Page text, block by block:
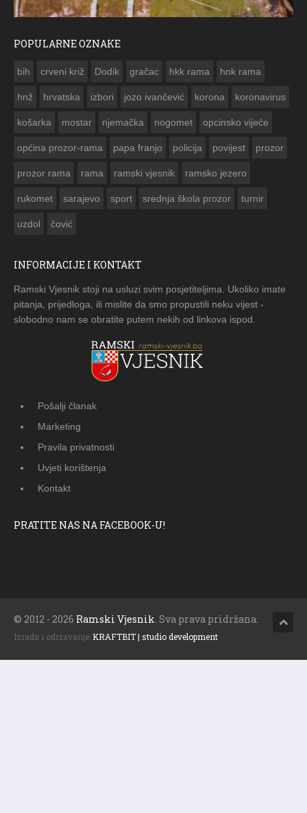
POPULARNE OZNAKE
bih crveni križ Dodik gračac hkk rama hnk rama
hnž hrvatska izbori jozo ivančević korona koronavirus
košarka mostar njemačka nogomet opcinsko vijeće
općina prozor-rama papa franjo policija povijest prozor
prozor rama rama ramski vjesnik ramsko jezero
rukomet sarajevo sport srednja škola prozor turnir
uzdol čović
INFORMACIJE I KONTAKT
Ramski Vjesnik stoji na usluzi svim posjetiteljima. Ukoliko imate
pitanja, prijedloga, ili mislite da smo propustili neku vijest -
slobodno nam se obratite putem nekih od linkova ispod.
Pošalji članak
Marketing
Pravila privatnosti
Uvjeti korištenja
Kontakt
PRATITE NAS NA FACEBOOK-U!
© 2012 - 2026 Ramski Vjesnik . Sva prava pridržana.
Izrada i održavanje: KRAFTBIT | studio development